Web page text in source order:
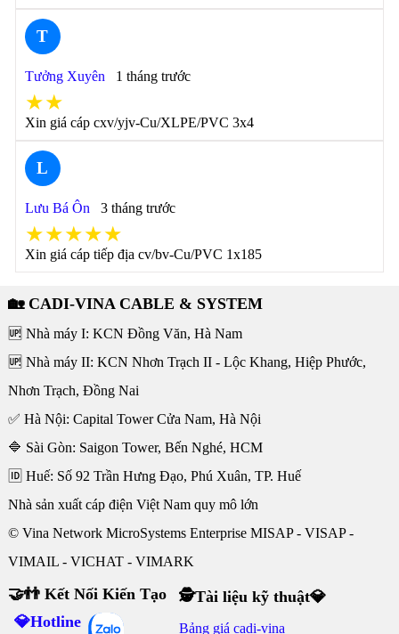
T
Tưởng Xuyên 1 tháng trước
★★
Xin giá cáp cxv/yjv-Cu/XLPE/PVC 3x4
L
Lưu Bá Ôn 3 tháng trước
★★★★★
Xin giá cáp tiếp địa cv/bv-Cu/PVC 1x185
🏡 CADI-VINA CABLE & SYSTEM
🆙 Nhà máy I: KCN Đồng Văn, Hà Nam
🆙 Nhà máy II: KCN Nhơn Trạch II - Lộc Khang, Hiệp Phước,
Nhơn Trạch, Đồng Nai
✅ Hà Nội: Capital Tower Cửa Nam, Hà Nội
🔷 Sài Gòn: Saigon Tower, Bến Nghé, HCM
🆔 Huế: Số 92 Trần Hưng Đạo, Phú Xuân, TP. Huế
Nhà sản xuất cáp điện Việt Nam quy mô lớn
© Vina Network MicroSystems Enterprise MISAP - VISAP -
VIMAIL - VICHAT - VIMARK
🤝👬 Kết Nối Kiến Tạo
💎Hotline
🕵Tài liệu kỹ thuật💎
Bảng giá cadi-vina